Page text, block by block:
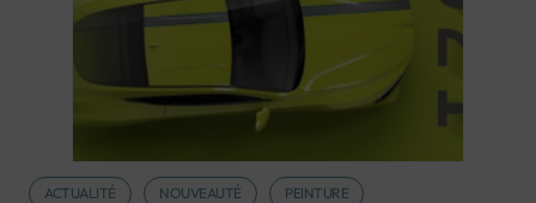
ACTUALITÉ NOUVEAUTÉ PEINTURE